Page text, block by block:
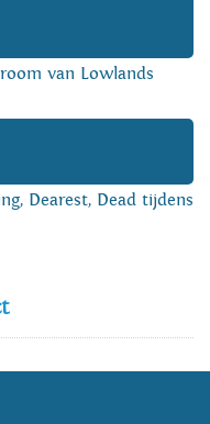
van Lowlands
Dearest, Dead tijdens